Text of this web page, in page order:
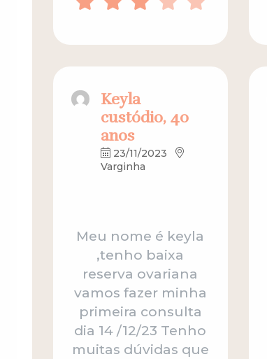
Keyla
custódio, 40
anos
23/11/2023
Varginha
Meu nome é keyla
,tenho baixa
reserva ovariana
vamos fazer minha
primeira consulta
dia 14 /12/23 Tenho
muitas dúvidas que